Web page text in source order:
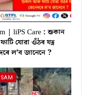
| liPS Care : শুকান
যোৱা ওঁঠৰ যত্ন
ল’ব জানেনে ?